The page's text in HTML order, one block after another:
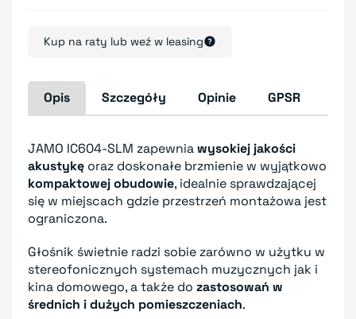
Kup na raty lub weź w leasing
Opis Szczegóły Opinie GPSR
JAMO IC604-SLM zapewniawysokiej jakości
akustykę oraz doskonałe brzmienie w wyjątkowo
kompaktowej obudowie, idealnie sprawdzającej
się w miejscach gdzie przestrzeń montażowa jest
ograniczona.
Głośnik świetnie radzi sobie zarówno w użytku w
stereofonicznych systemach muzycznych jak i
kina domowego, a także do zastosowań w
średnich i dużych pomieszczeniach.